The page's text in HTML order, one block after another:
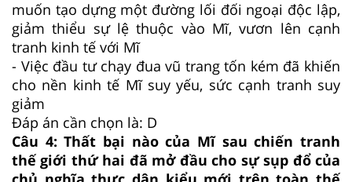
muốn tạo dựng một đường lối đối ngoại độc lập,
giảm thiểu sự lệ thuộc vào Mĩ, vươn lên cạnh
tranh kinh tế với Mĩ
- Việc đầu tư chạy đua vũ trang tốn kém đã khiến
cho nền kinh tế Mĩ suy yếu, sức cạnh tranh suy
giảm
Đáp án cần chọn là: D
Câu 4:Thất bại nào của Mĩ sau chiến tranh
thế giới thứ hai đã mở đầu cho sự sụp đổ của